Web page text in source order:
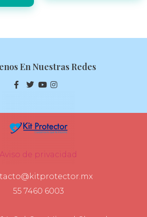
En Nuestras Redes
Aviso de privacidad
55 7460 6003